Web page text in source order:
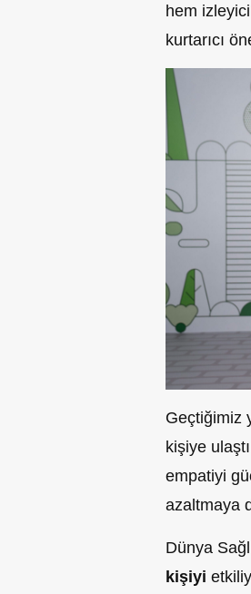
hem
kurtarıcı
Geçtiğimiz
kişiye
empatiyi
azaltmaya
Dünya
kişiyi